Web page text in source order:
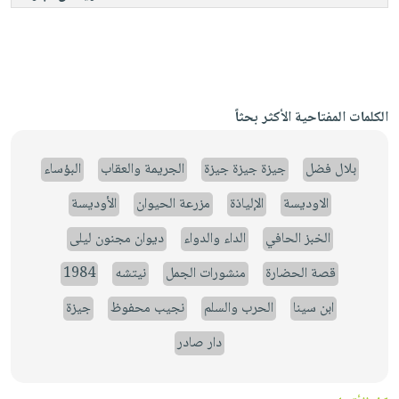
الكلمات المفتاحية الأكثر بحثاً
بلال فضل جيزة جيزة جيزة الجريمة والعقاب
البؤساء
الاوديسة
الإلياذة مزرعة الحيوان
الأوديسة
الخبز الحافي
الداء والدواء
ديوان مجنون ليلى
قصة الحضارة
منشورات الجمل نيتشه
1984
ابن سينا
الحرب والسلم نجيب محفوظ
جيزة
دار صادر